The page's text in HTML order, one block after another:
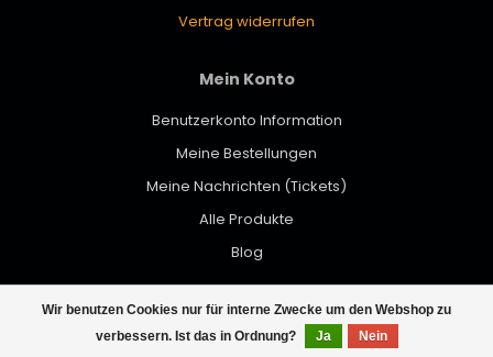
Wir benutzen Cookies nur für interne Zwecke um den Webshop zu
verbessern. Ist das in Ordnung?
Ja
Nein
Vertrag widerrufen
Mein Konto
Benutzerkonto Information
Meine Bestellungen
Meine Nachrichten (Tickets)
Alle Produkte
Blog
© Copyright 2026 werktat - Powered by Lightspeed- Theme by